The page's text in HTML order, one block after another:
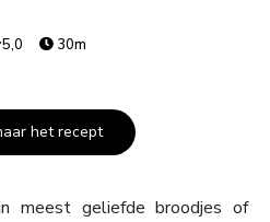
5,0 30m
het recept
meest geliefde broodjes of